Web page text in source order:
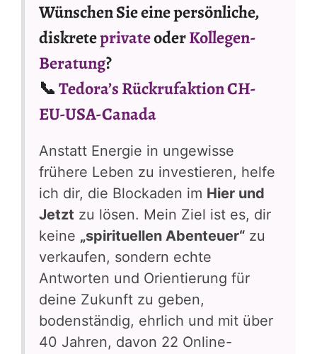
Wünschen Sie eine persönliche,
diskreteprivateoderKollegen-
Beratung?
📞Tedora’s Rückrufaktion CH-
EU-USA-Canada
Anstatt Energie in ungewisse
frühere Leben zu investieren, helfe
ich dir, die Blockaden im Hier und
Jetzt zu lösen. Mein Ziel ist es, dir
keine „spirituellen Abenteuer“ zu
verkaufen, sondern echte
Antworten und Orientierung für
deine Zukunft zu geben,
bodenständig, ehrlich und mit über
40 Jahren, davon 22 Online-